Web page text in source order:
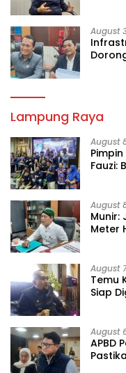
August
Lampung Raya
August
Fauzi:
August
Munir:
Meter
August
Temu
Siap
August
APBD